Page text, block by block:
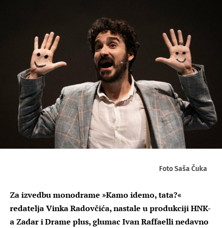
Foto Saša Čuka
Za izvedbu monodrame »Kamo idemo, tata?«
redatelja Vinka Radovčića, nastale u produkciji HNK-
a Zadar i Drame plus, glumac Ivan Raffaelli nedavno